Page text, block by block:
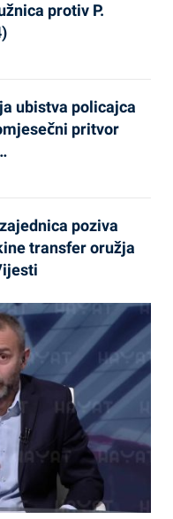
protiv P.
ubistva policajca
pritvor
poziva
transfer oružja